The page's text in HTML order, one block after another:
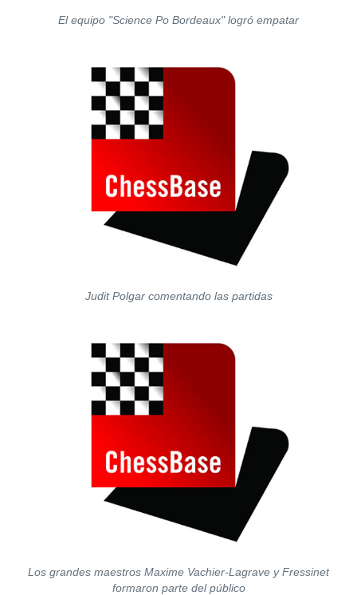
El equipo "Science Po Bordeaux" logró empatar
Judit Polgar comentando las partidas
Los grandes maestros Maxime Vachier-Lagrave y Fressinet
formaron parte del público